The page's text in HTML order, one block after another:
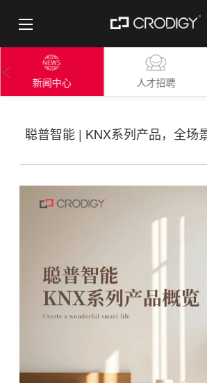
新闻中心 人才招聘
聪普智能 | KNX系列产品，全场